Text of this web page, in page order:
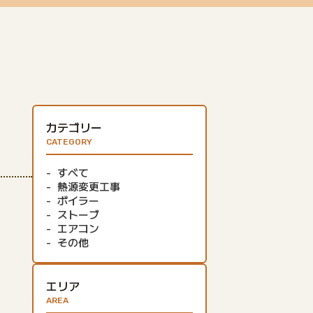
カテゴリー
CATEGORY
すべて
熱源変更工事
ボイラー
ストーブ
エアコン
その他
エリア
AREA